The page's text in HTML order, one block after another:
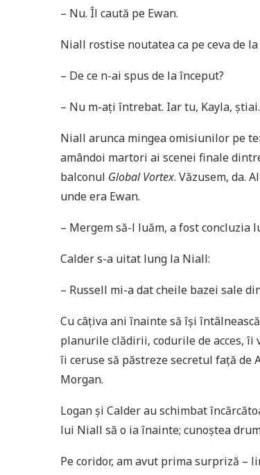
– Nu. Îl caută pe Ewan.
Niall rostise noutatea ca pe ceva de
– De ce n-ai spus de la început?
– Nu m-aţi întrebat. Iar tu, Kayla, ştiai.
Niall arunca mingea omisiunilor pe
amândoi martori ai scenei finale
balconul Global Vortex. Văzusem, da.
unde era Ewan.
– Mergem să-l luăm, a fost concluzia
Calder s-a uitat lung la Niall:
– Russell mi-a dat cheile bazei sale
Cu câţiva ani înainte să îşi
planurile clădirii, codurile de acces, îi
îi ceruse să păstreze secretul faţă de
Morgan.
Logan şi Calder au schimbat
lui Niall să o ia înainte; cunoştea
Pe coridor, am avut prima surpriză –